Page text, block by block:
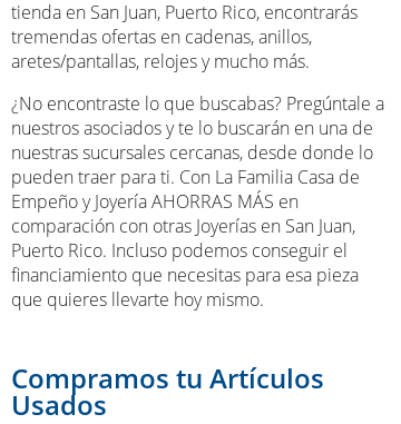
tienda en San Juan, Puerto Rico, encontrarás
tremendas ofertas en cadenas, anillos,
aretes/pantallas, relojes y mucho más.
¿No encontraste lo que buscabas? Pregúntale a
nuestros asociados y te lo buscarán en una de
nuestras sucursales cercanas, desde donde lo
pueden traer para ti. Con La Familia Casa de
Empeño y Joyería AHORRAS MÁS en
comparación con otras Joyerías en San Juan,
Puerto Rico. Incluso podemos conseguir el
financiamiento que necesitas para esa pieza
que quieres llevarte hoy mismo.
Compramos tu Artículos
Usados